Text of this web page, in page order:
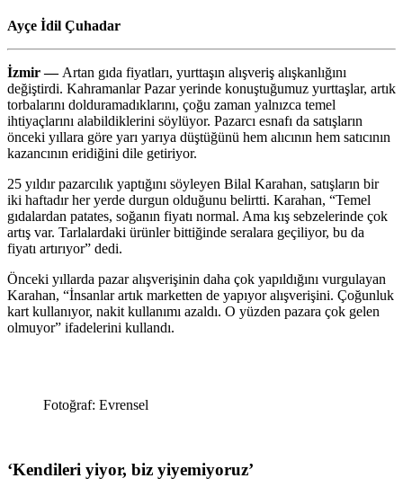
Ayçe İdil Çuhadar
İzmir —Artan gıda fiyatları, yurttaşın alışveriş alışkanlığını
değiştirdi. Kahramanlar Pazar yerinde konuştuğumuz yurttaşlar, artık
torbalarını dolduramadıklarını, çoğu zaman yalnızca temel
ihtiyaçlarını alabildiklerini söylüyor. Pazarcı esnafı da satışların
önceki yıllara göre yarı yarıya düştüğünü hem alıcının hem satıcının
kazancının eridiğini dile getiriyor.
25 yıldır pazarcılık yaptığını söyleyen Bilal Karahan, satışların bir
iki haftadır her yerde durgun olduğunu belirtti. Karahan, “Temel
gıdalardan patates, soğanın fiyatı normal. Ama kış sebzelerinde çok
artış var. Tarlalardaki ürünler bittiğinde seralara geçiliyor, bu da
fiyatı artırıyor” dedi.
Önceki yıllarda pazar alışverişinin daha çok yapıldığını vurgulayan
Karahan, “İnsanlar artık marketten de yapıyor alışverişini. Çoğunluk
kart kullanıyor, nakit kullanımı azaldı. O yüzden pazara çok gelen
olmuyor” ifadelerini kullandı.
Fotoğraf: Evrensel
‘Kendileri yiyor, biz yiyemiyoruz’